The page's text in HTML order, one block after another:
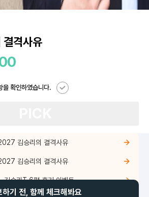
격사유
을 확인하였습니다.
김승리의 결격사유
김승리의 결격사유
김승리T 6평 후기 이벤트
하기 전, 함께 체크해봐요